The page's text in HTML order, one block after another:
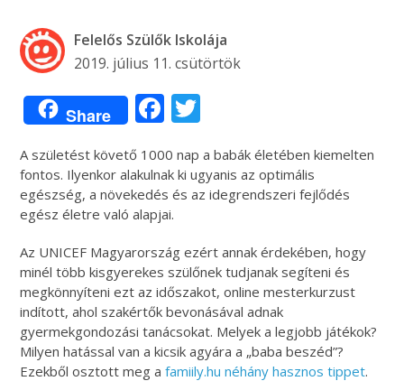
Felelős Szülők Iskolája
2019. július 11. csütörtök
Share Facebook
A születést követő 1000 nap a babák életében kiemelten
fontos. Ilyenkor alakulnak ki ugyanis az optimális
egészség, a növekedés és az idegrendszeri fejlődés
egész életre való alapjai.
Az UNICEF Magyarország ezért annak érdekében, hogy
minél több kisgyerekes szülőnek tudjanak segíteni és
megkönnyíteni ezt az időszakot, online mesterkurzust
indított, ahol szakértők bevonásával adnak
gyermekgondozási tanácsokat. Melyek a legjobb játékok?
Milyen hatással van a kicsik agyára a „baba beszéd”?
Ezekből osztott meg afamiily.hu néhány hasznos tippet.